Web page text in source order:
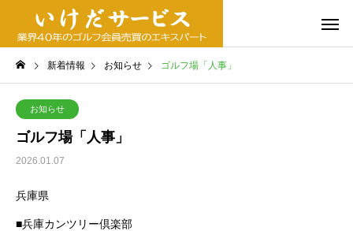
新着情報 お知らせ ゴルフ場「人事」
お知らせ
ゴルフ場「人事」
2026.01.07
兵庫県
■兵庫カンツリー倶楽部